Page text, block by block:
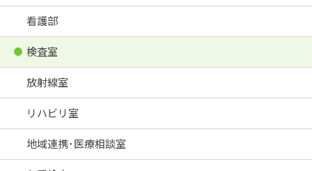
看護部
検査室
放射線室
リハビリ室
地域連携･医療相談室